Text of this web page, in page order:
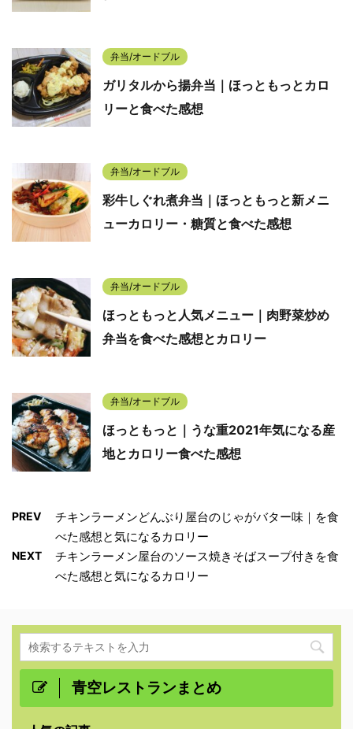
弁当/オードブル
ガリタルから揚弁当｜ほっともっとカロ
リーと食べた感想
弁当/オードブル
彩牛しぐれ煮弁当｜ほっともっと新メニ
ューカロリー・糖質と食べた感想
弁当/オードブル
ほっともっと人気メニュー｜肉野菜炒め
弁当を食べた感想とカロリー
弁当/オードブル
ほっともっと｜うな重2021年気になる産
地とカロリー食べた感想
PREV
チキンラーメンどんぶり屋台のじゃがバター味｜を食
べた感想と気になるカロリー
NEXT
チキンラーメン屋台のソース焼きそばスープ付きを食
べた感想と気になるカロリー
青空レストランまとめ